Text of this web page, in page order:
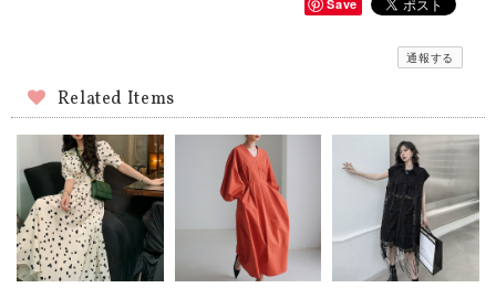
Save
通報する
Related Items